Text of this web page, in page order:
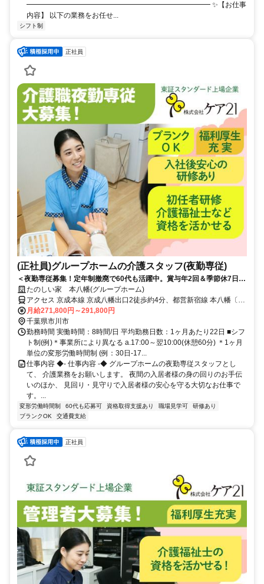
━━━━━━━━━━━━━━━━━━━━━━━━━━ ✨【お仕事
内容】 以下の業務をお任せ...
シフト制
正社員
(正社員)グループホームの介護スタッフ(夜勤専従)
＜夜勤専従募集！定年制撤廃で60代も活躍中。賞与年2回＆季節休7日◎
少ない日数でしっかり稼げる！＞賞与年2回＆昇給あり！定年制撤廃で
長く安定して働けます。少人数制で寄り添うケアができる温かいグルー
プホームです◎
たのしい家 本八幡(グループホーム)
アクセス 京成本線 京成八幡出口2徒歩約4分、都営新宿線 本八幡〔新
宿線〕A6口徒歩約5分、京成本線 菅野南口徒歩約7分 各線「本八幡」
駅から徒歩約9分
月給271,800円～291,800円
千葉県市川市
勤務時間 実働時間：8時間/日 平均勤務日数：1ヶ月あたり22日 ■シフ
ト制(例)＊事業所により異なる a.17:00～翌10:00(休憩60分) ＊1ヶ月
単位の変形労働時間制 (例：30日-17...
仕事内容 ◆- 仕事内容 -◆ グループホームの夜勤専従スタッフとし
て、 介護業務をお願いします。 夜間の入居者様の身の回りのお手伝
いのほか、 見回り・見守りで入居者様の安心を守る大切なお仕事で
す。...
変形労働時間制 60代も応募可 資格取得支援あり 職場見学可
研修あり
ブランクOK
交通費支給
正社員